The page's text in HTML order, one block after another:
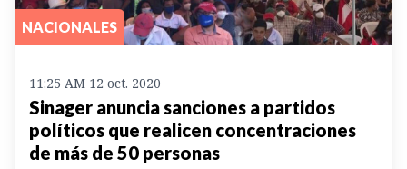
NACIONALES
11:25 AM 12 oct. 2020
Sinager anuncia sanciones a partidos
políticos que realicen concentraciones
de más de 50 personas